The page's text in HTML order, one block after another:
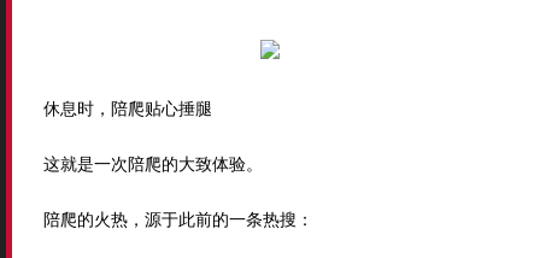
休息时，陪爬贴心捶腿
这就是一次陪爬的大致体验。
陪爬的火热，源于此前的一条热搜：